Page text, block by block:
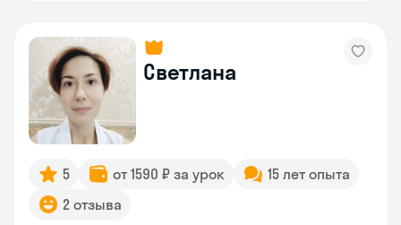
Светлана
5 от 1590 ₽ за урок
15 лет опыта
2 отзыва